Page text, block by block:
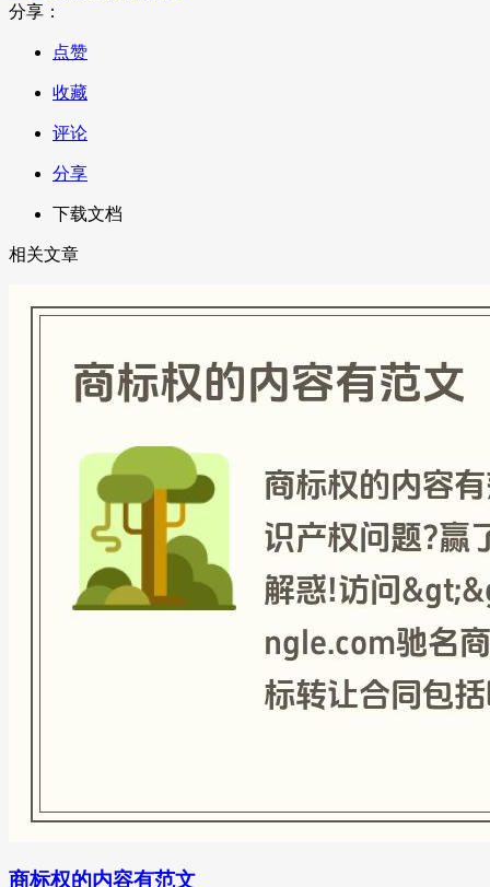
分享：
点赞
收藏
评论
分享
下载文档
相关文章
商标权的内容有范文